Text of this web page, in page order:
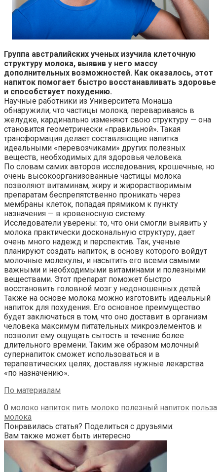
Группа австралийских ученых изучила клеточную
структуру молока, выявив у него массу
дополнительных возможностей. Как оказалось, этот
напиток помогает быстро восстанавливать здоровье
и способствует похудению.
Научные работники из Университета Монаша
обнаружили, что частицы молока, перевариваясь в
желудке, кардинально изменяют свою структуру — она
становится геометрически «правильной». Такая
трансформация делает составляющие напитка
идеальными «перевозчиками» других полезных
веществ, необходимых для здоровья человека.
По словам самих авторов исследования, крошечные, но
очень высокоорганизованные частицы молока
позволяют витаминам, жиру и жирорастворимым
препаратам беспрепятственно проникать через
мембраны клеток, попадая прямиком к пункту
назначения — в кровеносную систему.
Исследователи уверены: то, что они смогли выявить у
молока практически доскональную структуру, дает
очень много надежд и перспектив. Так, ученые
планируют создать напиток, в основу которого войдут
молочные молекулы, и насытить его всеми самыми
важными и необходимыми витаминами и полезными
веществами. Этот препарат поможет быстро
восстановить головной мозг у недоношенных детей.
Также на основе молока можно изготовить идеальный
напиток для похудения. Его основное преимущество
будет заключаться в том, что оно доставит в организм
человека максимум питательных микроэлементов и
позволит ему ощущать сытость в течение более
длительного времени. Таким же образом молочный
супернапиток сможет использоваться и в
терапевтических целях, доставляя нужные лекарства
«по назначению».
По материалам
0 молоко напиток пить молоко полезный напиток польза
молока
Понравилась статья? Поделиться с друзьями:
Вам также может быть интересно